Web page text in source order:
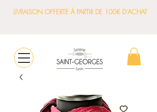
LIVRAISON OFFERTE À PARTIR DE 100€ D'ACHAT